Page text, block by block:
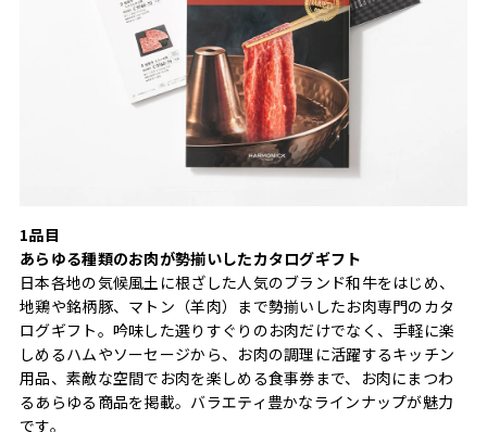
1品目
あらゆる種類のお肉が勢揃いしたカタログギフト
日本各地の気候風土に根ざした人気のブランド和牛をはじめ、
地鶏や銘柄豚、マトン（羊肉）まで勢揃いしたお肉専門のカタ
ログギフト。吟味した選りすぐりのお肉だけでなく、手軽に楽
しめるハムやソーセージから、お肉の調理に活躍するキッチン
用品、素敵な空間でお肉を楽しめる食事券まで、お肉にまつわ
るあらゆる商品を掲載。バラエティ豊かなラインナップが魅力
です。